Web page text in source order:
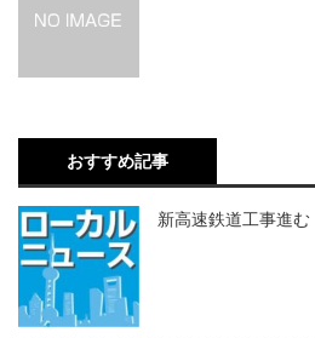
おすすめ記事
新高速鉄道工事進